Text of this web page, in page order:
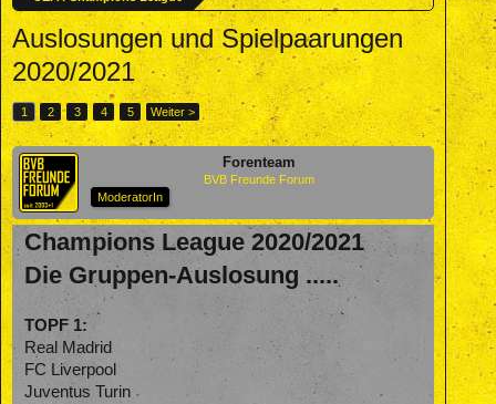
Auslosungen und Spielpaarungen
2020/2021
1 2 3 4 5 Weiter >
Forenteam
BVB Freunde Forum
ModeratorIn
Champions League 2020/2021
Die Gruppen-Auslosung .....
TOPF 1:
Real Madrid
FC Liverpool
Juventus Turin